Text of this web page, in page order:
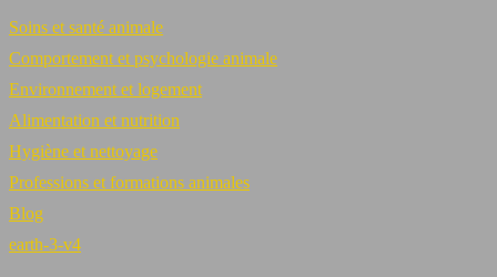
Soins et santé animale
Comportement et psychologie animale
Environnement et logement
Alimentation et nutrition
Hygiène et nettoyage
Professions et formations animales
Blog
earth-3-v4